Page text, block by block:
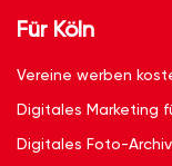
Für Köln
Vereine werben
Digitales Marketing
Digitales Foto-Archiv